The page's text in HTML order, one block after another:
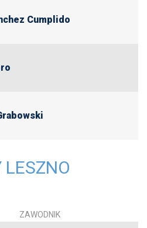
Cumplido
LESZNO
ZAWODNIK